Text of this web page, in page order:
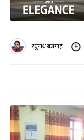
रघुनाथ बजगाईं